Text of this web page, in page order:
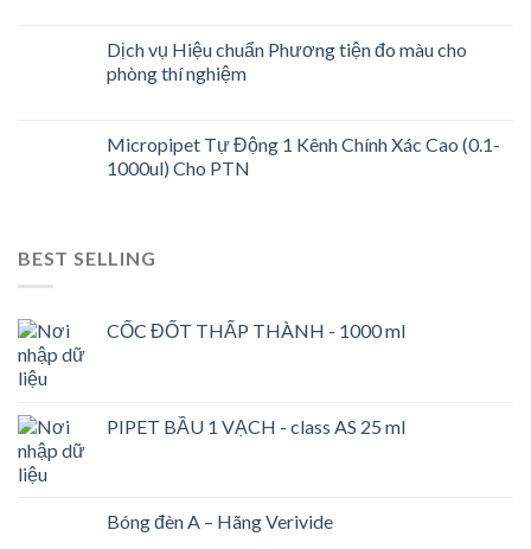
Dịch vụ Hiệu chuẩn Phương tiện đo màu cho
phòng thí nghiệm
Micropipet Tự Động 1 Kênh Chính Xác Cao (0.1-
1000ul) Cho PTN
BEST SELLING
CỐC ĐỐT THẤP THÀNH - 1000 ml
PIPET BẦU 1 VẠCH - class AS 25 ml
Bóng đèn A – Hãng Verivide